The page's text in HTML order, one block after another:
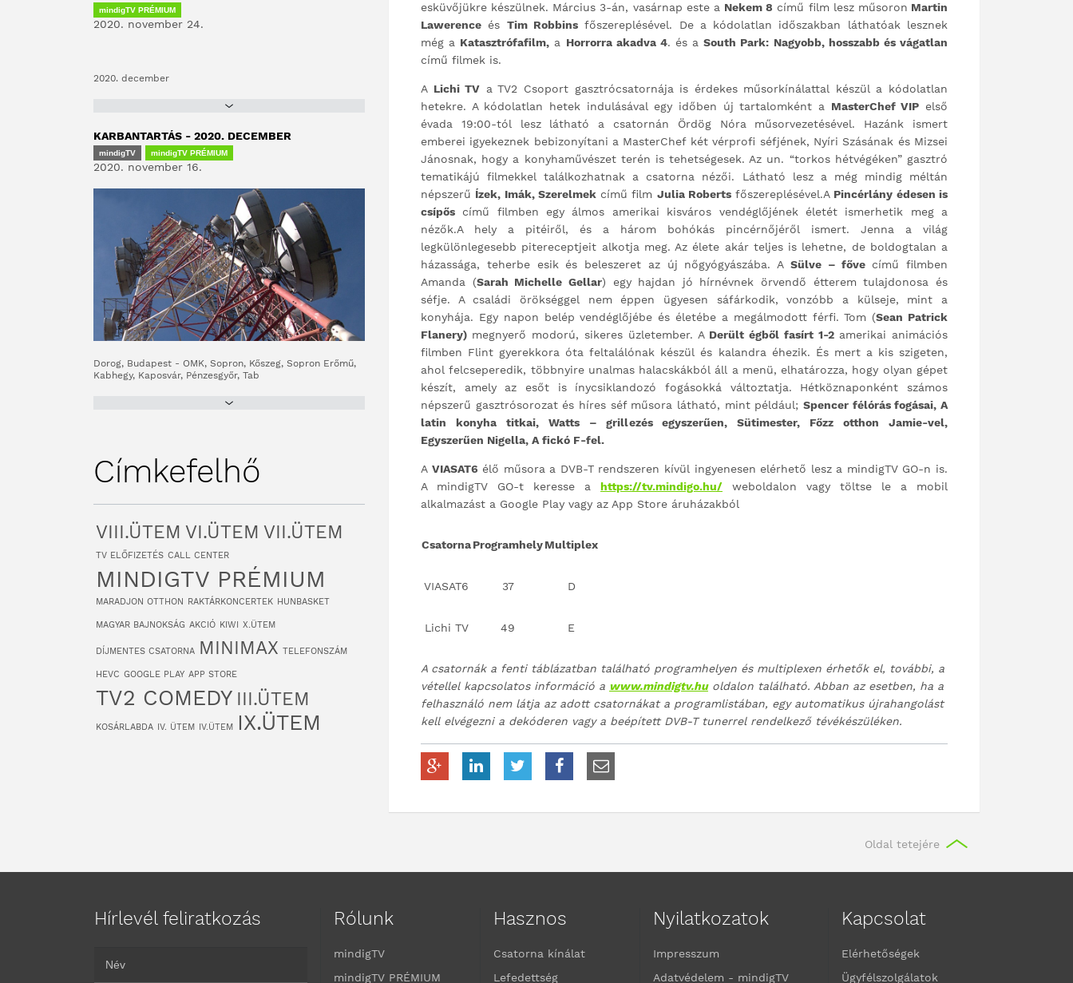
mindigTV PRÉMIUM
2020. november 24.
2020. december
KARBANTARTÁS - 2020. DECEMBER
mindigTV mindigTV PRÉMIUM
2020. november 16.
Dorog, Budapest - OMK, Sopron, Kőszeg, Sopron Erőmű,
Kabhegy, Kaposvár, Pénzesgyőr, Tab
Címkefelhő
VIII.ÜTEM VI.ÜTEM VII.ÜTEM
TV ELŐFIZETÉS CALL CENTER
MINDIGTV PRÉMIUM
MARADJON OTTHON RAKTÁRKONCERTEK HUNBASKET
MAGYAR BAJNOKSÁG AKCIÓ KIWI X.ÜTEM
DÍJMENTES CSATORNA MINIMAX TELEFONSZÁM
HEVC GOOGLE PLAY APP STORE
TV2 COMEDY III.ÜTEM
KOSÁRLABDA IV. ÜTEM IV.ÜTEM IX.ÜTEM
esküvőjükre készülnek. Március 3-án, vasárnap este a Nekem 8 című film lesz műsoron Martin
Lawerence és Tim Robbinsfőszereplésével. De a kódolatlan időszakban láthatóak lesznek
még a Katasztrófafilm, a Horrorra akadva 4. és aSouth Park: Nagyobb, hosszabb és vágatlan
című filmek is.
A Lichi TV a TV2 Csoport gasztrócsatornája is érdekes műsorkínálattal készül a kódolatlan
hetekre. A kódolatlan hetek indulásával egy időben új tartalomként a MasterChef VIP első
évada 19:00-tól lesz látható a csatornán Ördög Nóra műsorvezetésével. Hazánk ismert
emberei igyekeznek bebizonyítani a MasterChef két vérprofi séfjének, Nyíri Szásának és Mizsei
Jánosnak, hogy a konyhaművészet terén is tehetségesek. Az un. “torkos hétvégéken” gasztró
tematikájú filmekkel találkozhatnak a csatorna nézői. Látható lesz a még mindig méltán
népszerű Ízek, Imák, Szerelmekcímű film Julia Robertsfőszereplésével.A Pincérlány édesen is
csípős című filmben egy álmos amerikai kisváros vendéglőjének életét ismerhetik meg a
nézők.A hely a pitéiről, és a három bohókás pincérnőjéről ismert. Jenna a világ
legkülönlegesebb pitereceptjeit alkotja meg. Az élete akár teljes is lehetne, de boldogtalan a
házassága, teherbe esik és beleszeret az új nőgyógyászába. A Sülve – főve című filmben
Amanda (Sarah Michelle Gellar) egy hajdan jó hírnévnek örvendő étterem tulajdonosa és
séfje. A családi örökséggel nem éppen ügyesen sáfárkodik, vonzóbb a külseje, mint a
konyhája. Egy napon belép vendéglőjébe és életébe a megálmodott férfi. Tom (Sean Patrick
Flanery) megnyerő modorú, sikeres üzletember. ADerült égből fasírt 1-2 amerikai animációs
filmben Flint gyerekkora óta feltalálónak készül és kalandra éhezik. És mert a kis szigeten,
ahol felcseperedik, többnyire unalmas halacskákból áll a menü, elhatározza, hogy olyan gépet
készít, amely az esőt is ínycsiklandozó fogásokká változtatja. Hétköznaponként számos
népszerű gasztrósorozat és híres séf műsora látható, mint például; Spencer félórás fogásai, A
latin konyha titkai, Watts – grillezés egyszerűen, Sütimester, Főzz otthon Jamie-vel,
Egyszerűen Nigella, A fickó F-fel.
A VIASAT6 élő műsora a DVB-T rendszeren kívül ingyenesen elérhető lesz a mindigTV GO-n is.
A mindigTV GO-t keresse a https://tv.mindigo.hu/ weboldalon vagy töltse le a mobil
alkalmazást a Google Play vagy az App Store áruházakból
CsatornaProgramhelyMultiplex
VIASAT6 37 D
Lichi TV 49 E
A csatornák a fenti táblázatban található programhelyen és multiplexen érhetők el, további, a
vétellel kapcsolatos információ a www.mindigtv.huoldalon található. Abban az esetben, ha a
felhasználó nem látja az adott csatornákat a programlistában, egy automatikus újrahangolást
kell elvégezni a dekóderen vagy a beépített DVB-T tunerrel rendelkező tévékészüléken.
Oldal tetejére
Hírlevél feliratkozás Rólunk
mindigTV
mindigTV PRÉMIUM
Hasznos
Csatorna kínálat
Lefedettség
Nyilatkozatok
Impresszum
Adatvédelem - mindigTV
Kapcsolat
Elérhetőségek
Ügyfélszolgálatok